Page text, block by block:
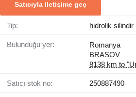
Satıcıyla iletişime geç
Tip: hidrolik silindir
Bulunduğu yer:
Romanya
BRASOV
8138 km to
Satıcı stok no: 250887490